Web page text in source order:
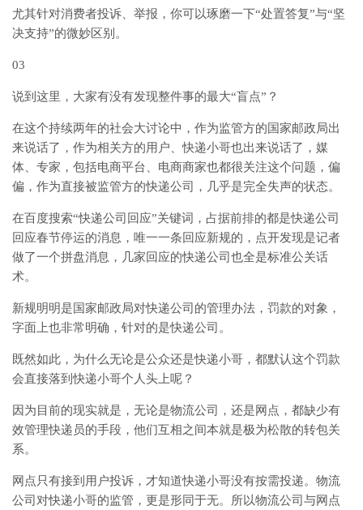
尤其针对消费者投诉、举报，你可以琢磨一下“处置答复”与“坚
决支持”的微妙区别。
03
说到这里，大家有没有发现整件事的最大“盲点”？
在这个持续两年的社会大讨论中，作为监管方的国家邮政局出
来说话了，作为相关方的用户、快递小哥也出来说话了，媒
体、专家，包括电商平台、电商商家也都很关注这个问题，偏
偏，作为直接被监管方的快递公司，几乎是完全失声的状态。
在百度搜索“快递公司回应”关键词，占据前排的都是快递公司
回应春节停运的消息，唯一一条回应新规的，点开发现是记者
做了一个拼盘消息，几家回应的快递公司也全是标准公关话
术。
新规明明是国家邮政局对快递公司的管理办法，罚款的对象，
字面上也非常明确，针对的是快递公司。
既然如此，为什么无论是公众还是快递小哥，都默认这个罚款
会直接落到快递小哥个人头上呢？
因为目前的现实就是，无论是物流公司，还是网点，都缺少有
效管理快递员的手段，他们互相之间本就是极为松散的转包关
系。
网点只有接到用户投诉，才知道快递小哥没有按需投递。物流
公司对快递小哥的监管，更是形同于无。所以物流公司与网点